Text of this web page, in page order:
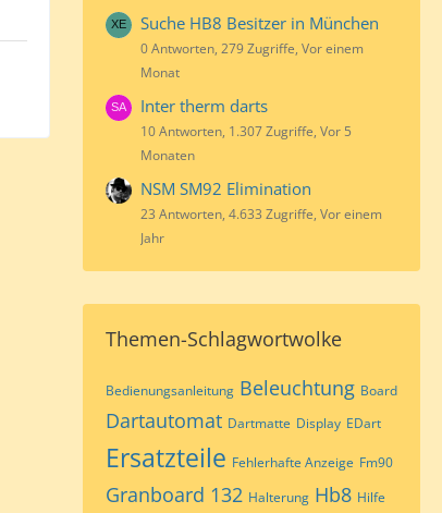
Suche HB8 Besitzer in München
0 Antworten, 279 Zugriffe, Vor einem
Monat
Inter therm darts
10 Antworten, 1.307 Zugriffe, Vor 5
Monaten
NSM SM92 Elimination
23 Antworten, 4.633 Zugriffe, Vor einem
Jahr
Themen-Schlagwortwolke
Bedienungsanleitung Beleuchtung Board
Dartautomat Dartmatte Display EDart
Ersatzteile Fehlerhafte Anzeige Fm90
Granboard 132 Halterung Hb8 Hilfe